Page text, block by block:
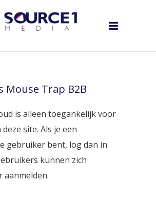
Mouse Trap B2B
is alleen toegankelijk voor
site. Als je een
gebruiker bent, log dan in.
kunnen zich
aanmelden.